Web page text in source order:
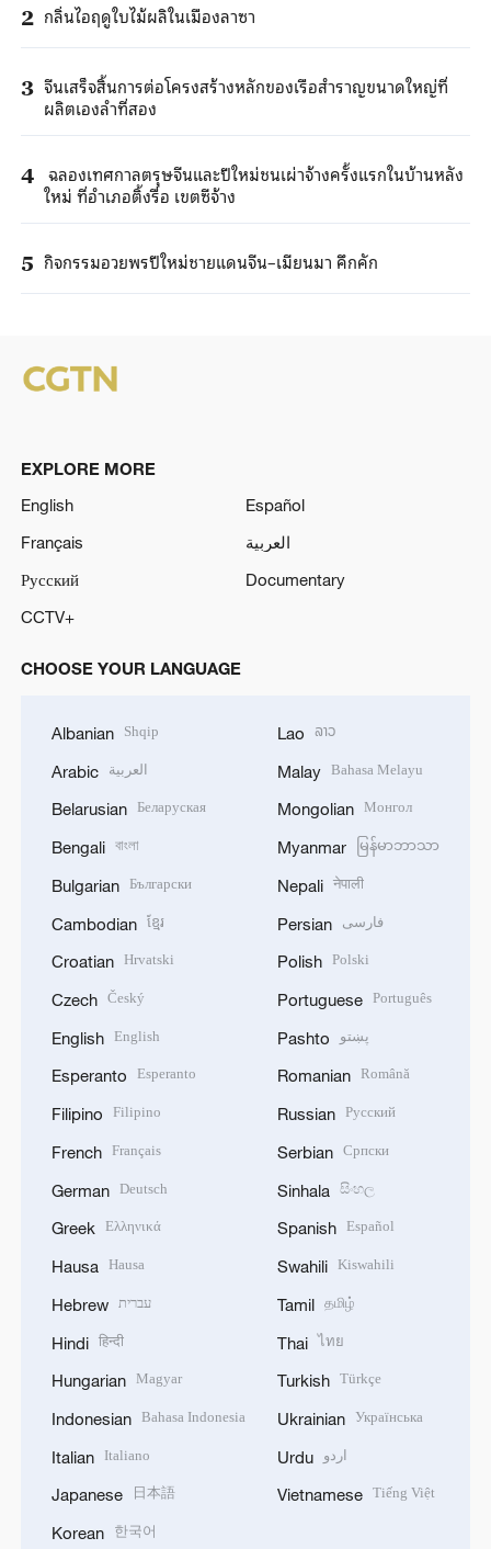
2 กลิ่นไอฤดูใบไม้ผลิในเมืองลาซา
3 จีนเสร็จสิ้นการต่อโครงสร้างหลักของเรือสำราญขนาดใหญ่ที่
ผลิตเองลำที่สอง
4 ฉลองเทศกาลตรุษจีนและปีใหม่ชนเผ่าจ้างครั้งแรกในบ้านหลัง
ใหม่ ที่อำเภอติ้งรื่อ เขตซีจ้าง
5 กิจกรรมอวยพรปีใหม่ชายแดนจีน–เมียนมา คึกคัก
EXPLORE MORE
English
Español
Français
العربية
Русский
Documentary
CCTV+
CHOOSE YOUR LANGUAGE
Albanian Shqip
Arabic العربية
Belarusian Беларуская
Bengali বাংলা
Bulgarian Български
Cambodian ខ្មែរ
Croatian Hrvatski
Czech Český
English English
Esperanto Esperanto
Filipino Filipino
French Français
German Deutsch
Greek Ελληνικά
Hausa Hausa
Hebrew עברית
Hindi हिन्दी
Hungarian Magyar
Indonesian Bahasa Indonesia
Italian Italiano
Japanese 日本語
Korean 한국어
Lao ລາວ
Malay Bahasa Melayu
Mongolian Монгол
Myanmar မြန်မာဘာသာ
Nepali नेपाली
Persian فارسی
Polish Polski
Portuguese Português
Pashto پښتو
Romanian Română
Russian Русский
Serbian Српски
Sinhala සිංහල
Spanish Español
Swahili Kiswahili
Tamil தமிழ்
Thai ไทย
Turkish Türkçe
Ukrainian Українська
Urdu اردو
Vietnamese Tiếng Việt